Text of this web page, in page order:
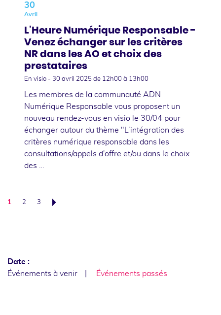
30
Avril
L'Heure Numérique Responsable -
Venez échanger sur les critères
NR dans les AO et choix des
prestataires
En visio - 30 avril 2025 de 12h00 à 13h00
Les membres de la communauté ADN
Numérique Responsable vous proposent un
nouveau rendez-vous en visio le 30/04 pour
échanger autour du thème "L’intégration des
critères numérique responsable dans les
consultations/appels d'offre et/ou dans le choix
des …
1 2 3
Date :
Événements à venir
Événements passés